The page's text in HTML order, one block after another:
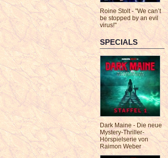
Roine Stolt - "We can’t
be stopped by an evil
virus!"
SPECIALS
Dark Maine - Die neue
Mystery-Thriller-
Hörspielserie von
Raimon Weber